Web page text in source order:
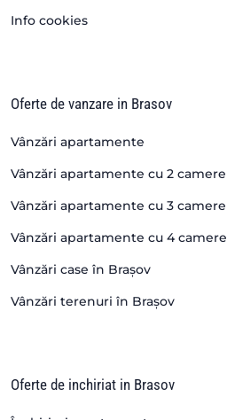
Info cookies
Oferte de vanzare in Brasov
Vânzări apartamente
Vânzări apartamente cu 2 camere
Vânzări apartamente cu 3 camere
Vânzări apartamente cu 4 camere
Vânzări case în Brașov
Vânzări terenuri în Brașov
Oferte de inchiriat in Brasov